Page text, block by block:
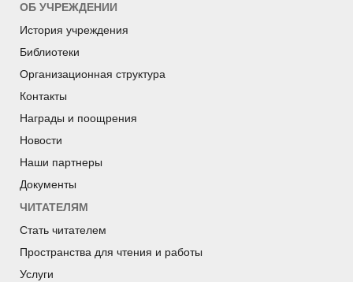
ОБ УЧРЕЖДЕНИИ
История учреждения
Библиотеки
Организационная структура
Контакты
Награды и поощрения
Новости
Наши партнеры
Документы
ЧИТАТЕЛЯМ
Стать читателем
Пространства для чтения и работы
Услуги